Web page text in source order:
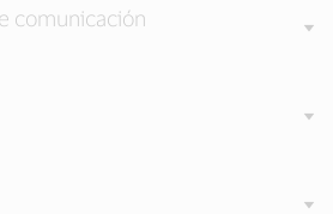
comunicación